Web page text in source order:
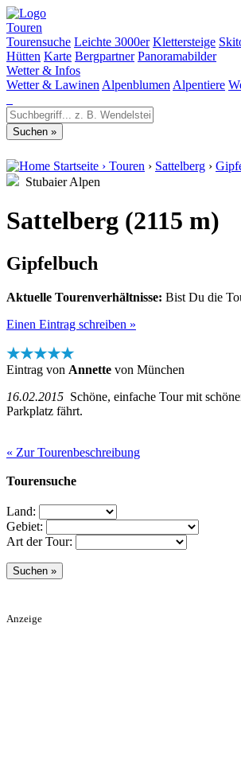
Touren
Tourensuche Leichte 3000er Klettersteige
Hütten Karte Bergpartner Panoramabilder
Wetter & Infos
Wetter & Lawinen Alpenblumen Alpentiere
Startseite › Touren › Sattelberg ›
Stubaier Alpen
Sattelberg (2115 m)
Gipfelbuch
Aktuelle Tourenverhältnisse: Bist Du die
Einen Eintrag schreiben »
★★★★★
Eintrag von Annette von München
16.02.2015 Schöne, einfache Tour mit
Parkplatz fährt.
« Zur Tourenbeschreibung
Tourensuche
Land:
Gebiet:
Art der Tour:
Anzeige